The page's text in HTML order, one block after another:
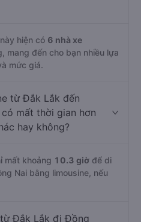
hiện có 6 nhà xe
mang đến cho bạn nhiều lựa
mức giá.
từ Đắk Lắk đến
mất thời gian hơn
hay không?
mất khoảng 10.3 giờ để di
Nai bằng limousine, nếu
Đắk Lắk đi Đồng